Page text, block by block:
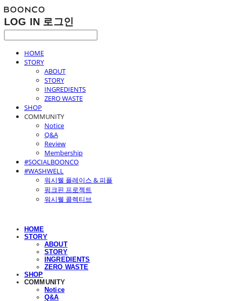
LOG IN 로그인
HOME
STORY
ABOUT
STORY
INGREDIENTS
ZERO WASTE
SHOP
COMMUNITY
Notice
Q&A
Review
Membership
#SOCIALBOONCO
#WASHWELL
워시웰 플레이스 & 피플
핑크핀 프로젝트
워시웰 콜렉티브
HOME
STORY
ABOUT
STORY
INGREDIENTS
ZERO WASTE
SHOP
COMMUNITY
Notice
Q&A